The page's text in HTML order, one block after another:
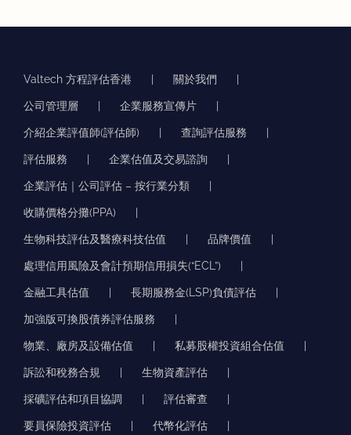
Valtech 方程評估香港 關於我們
公司管理層 企業服務宣傳片
介紹企業評值師(評估師) 查詢評估服務
評估服務 企業估值及交易諮詢
企業評估｜公司評估 – 按行業分類
收購價格分攤(PPA)
生物科技評估及醫療科技估值 品牌價值
處理信用風險及會計預期信用損失(“ECL”)
金融工具估值 長期服務金(LSP)負債評估
加強版可換股債券評估服務
物業、廠房及設備估值 私募股權投資組合估值
訴訟和稅務合規 生物資產評估
採礦評估和項目協調 評估審查
要員保險投資評估 代幣化評估